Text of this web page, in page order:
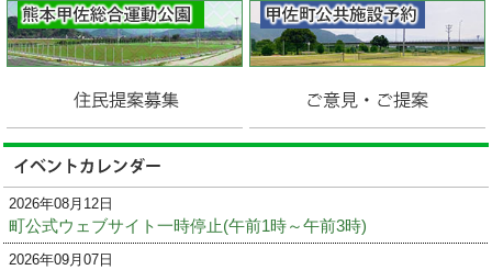
2026年08月12日
町公式ウェブサイト一時停止(午前1時～午前3時)
2026年09月07日